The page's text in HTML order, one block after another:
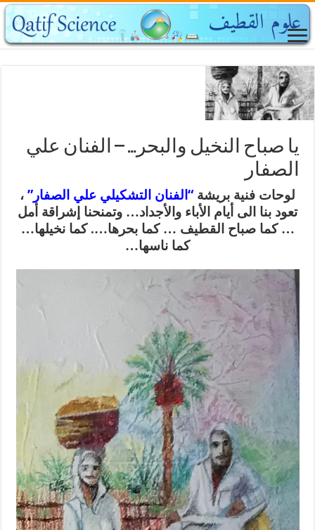
يا صباح النخيل والبحر… – الفنان علي
الصفار
لوحات فنية بريشة “الفنان التشكيلي علي الصفار” ،
تعود بنا الى أيام الأباء والأجداد… وتمنحنا إشراقة أمل
… كما صباح القطيف … كما بحرها…. كما نخيلها…
كما ناسها…